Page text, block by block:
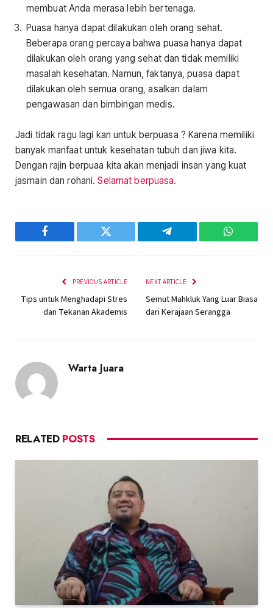
membuat Anda merasa lebih bertenaga.
Puasa hanya dapat dilakukan oleh orang sehat.
Beberapa orang percaya bahwa puasa hanya dapat
dilakukan oleh orang yang sehat dan tidak memiliki
masalah kesehatan. Namun, faktanya, puasa dapat
dilakukan oleh semua orang, asalkan dalam
pengawasan dan bimbingan medis.
Jadi tidak ragu lagi kan untuk berpuasa ? Karena memiliki
banyak manfaat untuk kesehatan tubuh dan jiwa kita.
Dengan rajin berpuaa kita akan menjadi insan yang kuat
jasmain dan rohani.Selamat berpuasa.
Facebook Twitter Telegram
PREVIOUS ARTICLE
Tips untuk Menghadapi Stres
dan Tekanan Akademis
NEXT ARTICLE
Semut Mahkluk Yang Luar Biasa
dari Kerajaan Serangga
Warta Juara
RELATED POSTS